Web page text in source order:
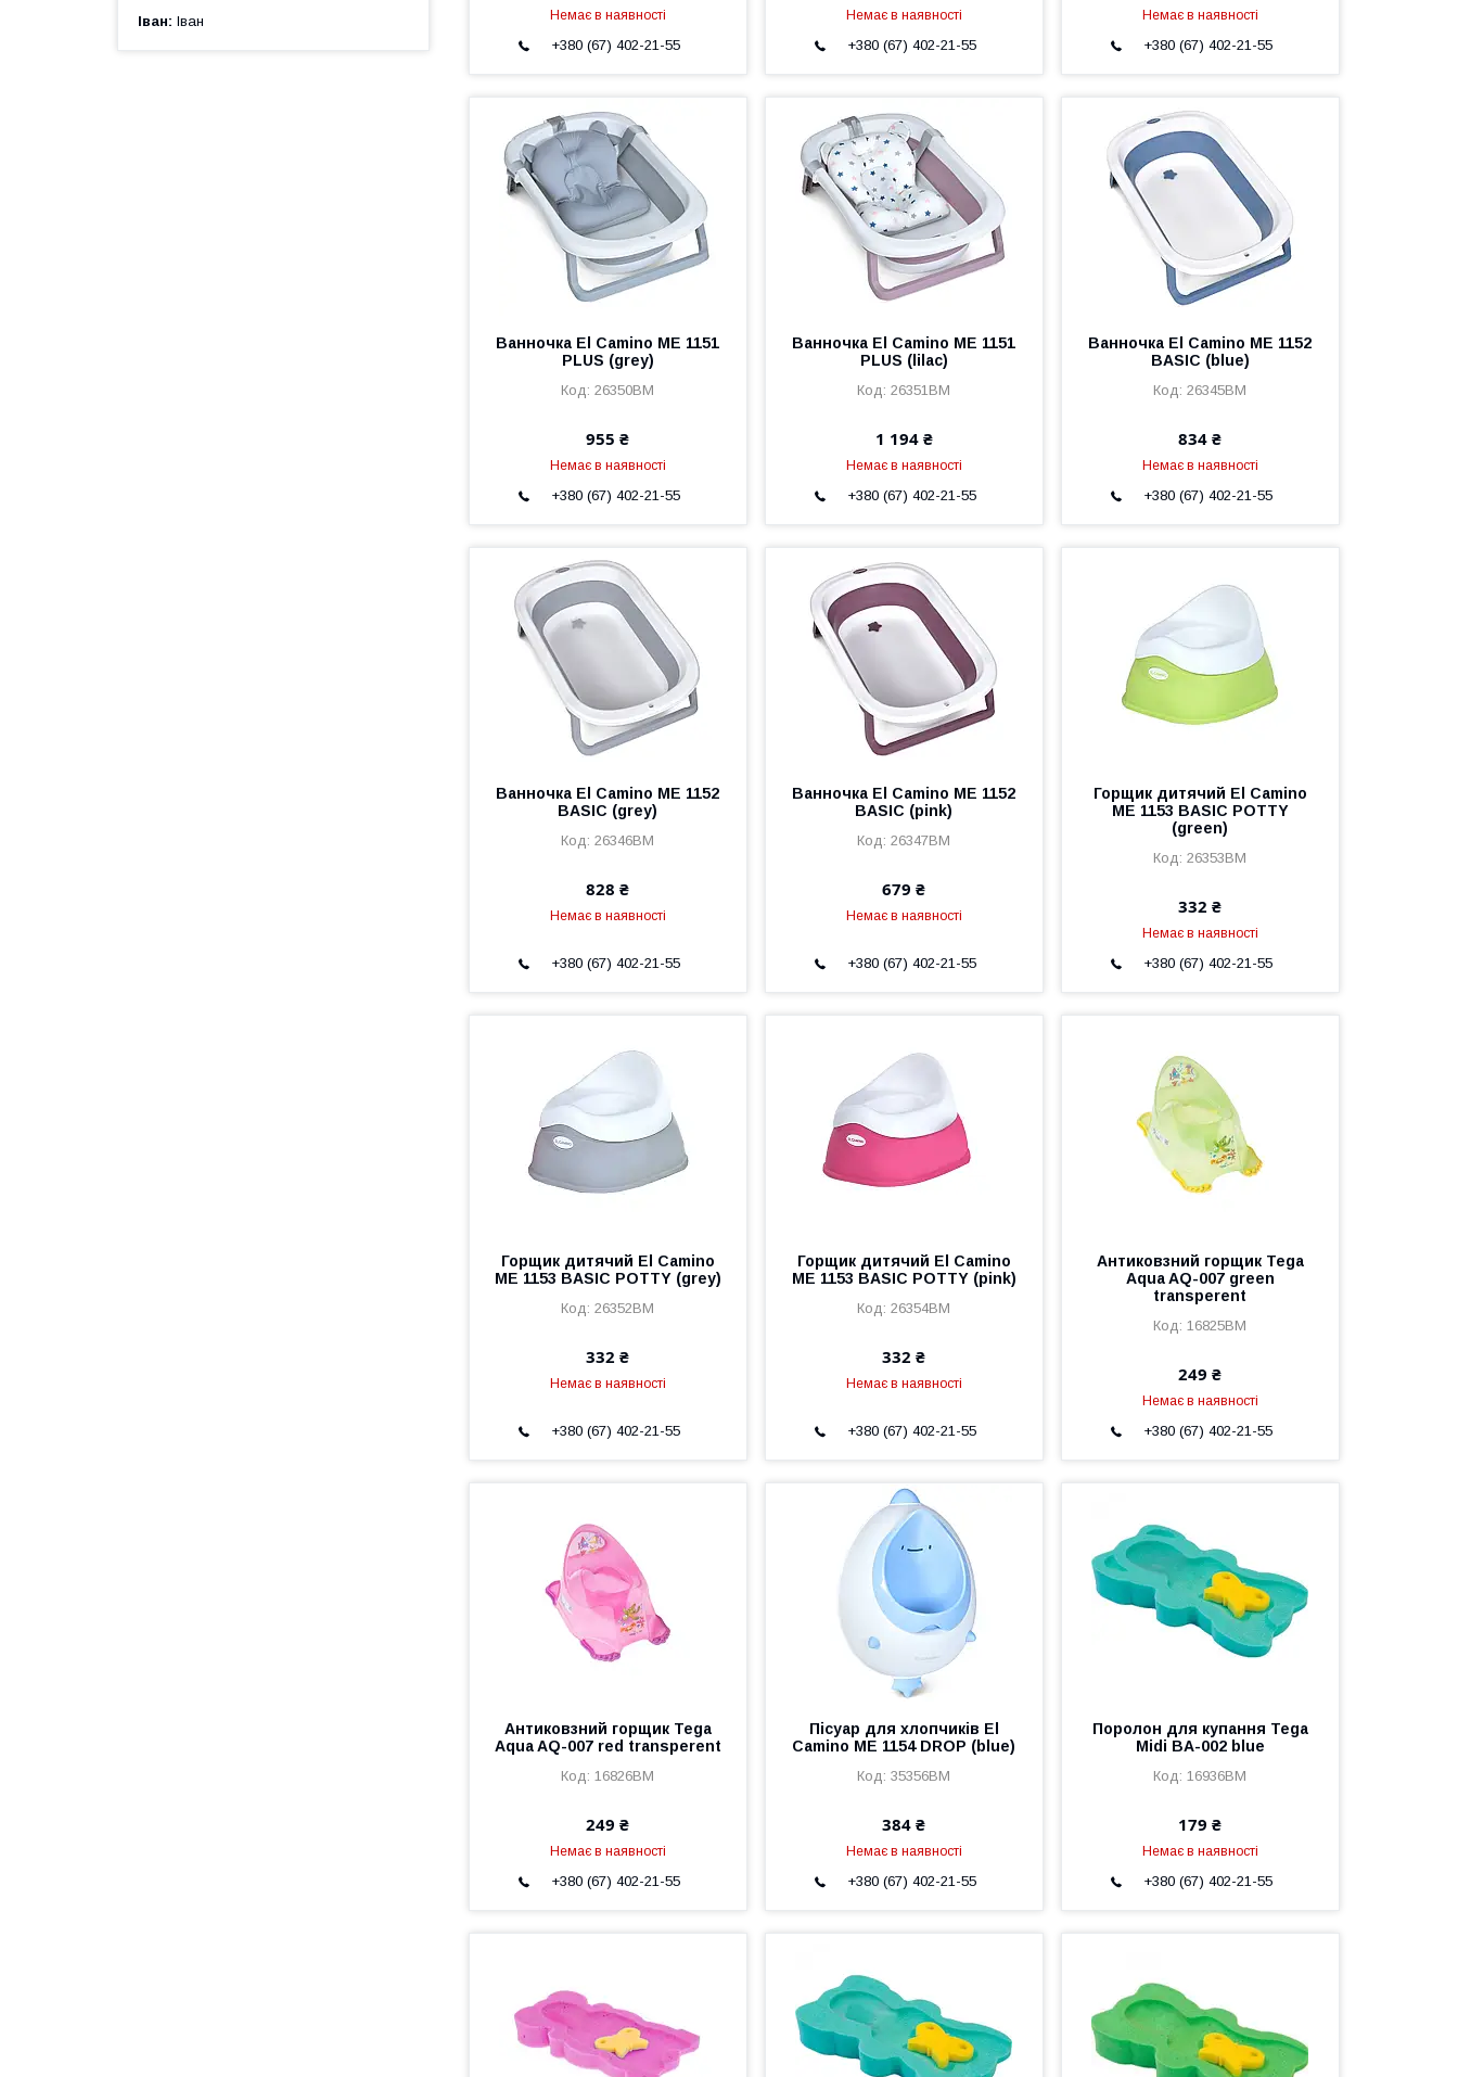
Немає в наявності
+380 (67) 402-21-55
Немає в наявності
+380 (67) 402-21-55
Немає в наявності
+380 (67) 402-21-55
Ванночка El Camino ME 1151
PLUS (grey)
26350BM
955 ₴
Немає в наявності
+380 (67) 402-21-55
Ванночка El Camino ME 1151
PLUS (lilac)
26351BM
1 194 ₴
Немає в наявності
+380 (67) 402-21-55
Ванночка El Camino ME 1152
BASIC (blue)
26345BM
834 ₴
Немає в наявності
+380 (67) 402-21-55
Ванночка El Camino ME 1152
BASIC (grey)
26346BM
828 ₴
Немає в наявності
+380 (67) 402-21-55
Ванночка El Camino ME 1152
BASIC (pink)
26347BM
679 ₴
Немає в наявності
+380 (67) 402-21-55
Горщик дитячий El Camino
ME 1153 BASIC POTTY
(green)
26353BM
332 ₴
Немає в наявності
+380 (67) 402-21-55
Горщик дитячий El Camino
ME 1153 BASIC POTTY (grey)
26352BM
332 ₴
Немає в наявності
+380 (67) 402-21-55
Горщик дитячий El Camino
ME 1153 BASIC POTTY (pink)
26354BM
332 ₴
Немає в наявності
+380 (67) 402-21-55
Антиковзний горщик Tega
Aqua AQ-007 green
transperent
16825BM
249 ₴
Немає в наявності
+380 (67) 402-21-55
Антиковзний горщик Tega
Aqua AQ-007 red transperent
16826BM
249 ₴
Немає в наявності
+380 (67) 402-21-55
Пісуар для хлопчиків El
Camino ME 1154 DROP (blue)
35356BM
384 ₴
Немає в наявності
+380 (67) 402-21-55
Поролон для купання Tega
Midi BA-002 blue
16936BM
179 ₴
Немає в наявності
+380 (67) 402-21-55
Іван Іван